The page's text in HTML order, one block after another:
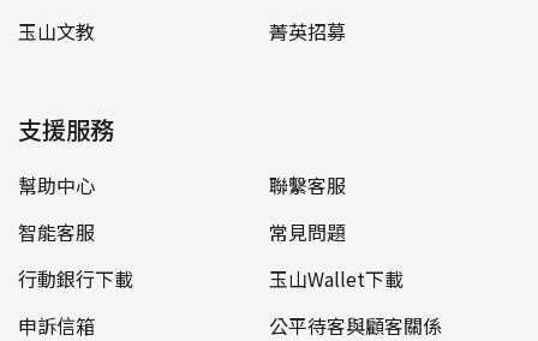
玉山文教
菁英招募
支援服務
幫助中心
聯繫客服
智能客服
常見問題
行動銀行下載
玉山Wallet下載
申訴信箱
公平待客與顧客關係